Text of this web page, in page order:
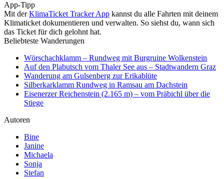
App-Tipp
Mit derKlimaTicket Tracker App kannst du alle Fahrten mit deinem
Klimaticket dokumentieren und verwalten. So siehst du, wann sich
das Ticket für dich gelohnt hat.
Beliebteste Wanderungen
Wörschachklamm – Rundweg mit Burgruine Wolkenstein
Auf den Plabutsch vom Thaler See aus – Stadtwandern Graz
Wanderung am Gulsenberg zur Erikablüte
Silberkarklamm Rundweg in Ramsau am Dachstein
Eisenerzer Reichenstein (2.165 m) – vom Präbichl über die
Stiege
Autoren
Bine
Janine
Michaela
Sonja
Stefan